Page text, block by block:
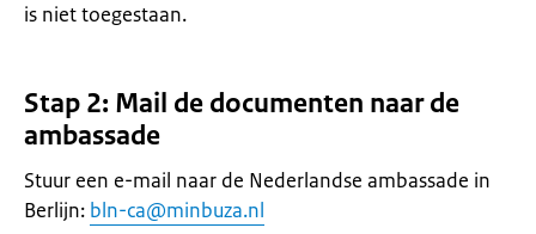
is niet toegestaan.
Stap 2: Mail de documenten naar de
ambassade
Stuur een e-mail naar de Nederlandse ambassade in
Berlijn: bln-ca@minbuza.nl